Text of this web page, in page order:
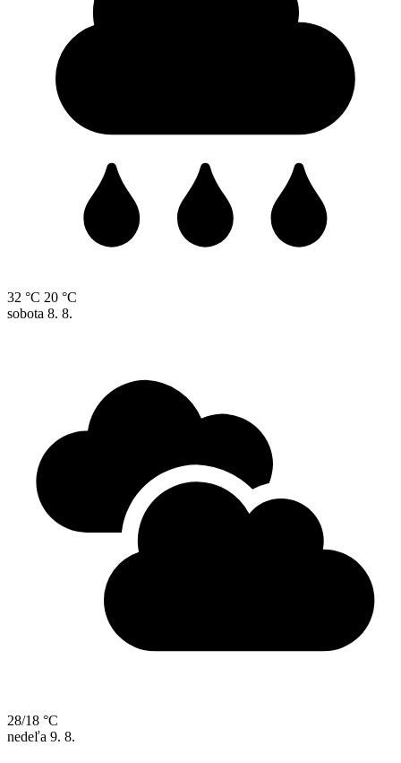
32 °C 20 °C
sobota 8. 8.
28/18 °C
nedeľa 9. 8.